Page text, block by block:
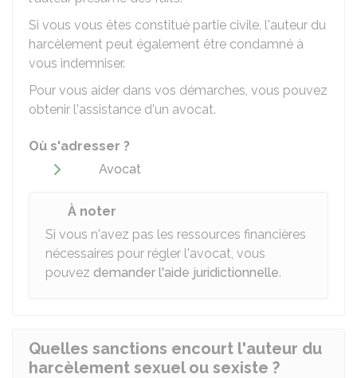
Si vous vous êtes constitué partie civile, l'auteur du
harcèlement peut également être condamné à
vous indemniser.
Pour vous aider dans vos démarches, vous pouvez
obtenir l'assistance d'un avocat.
Où s'adresser ?
Avocat
À noter
Si vous n'avez pas les ressources financières
nécessaires pour régler l'avocat, vous
pouvez demander l'aide juridictionnelle.
Quelles sanctions encourt l'auteur du
harcèlement sexuel ou sexiste ?